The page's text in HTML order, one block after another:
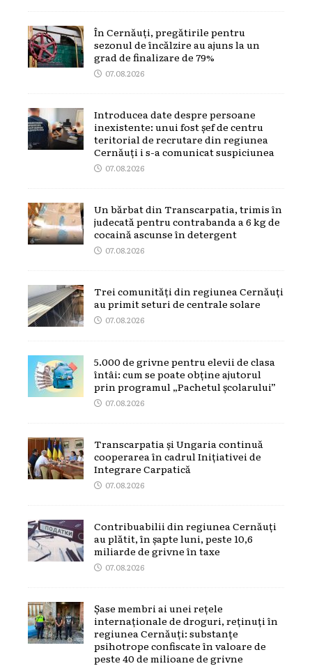
În Cernăuți, pregătirile pentru
sezonul de încălzire au ajuns la un
grad de finalizare de 79%
07.08.2026
Introducea date despre persoane
inexistente: unui fost șef de centru
teritorial de recrutare din regiunea
Cernăuți i s-a comunicat suspiciunea
07.08.2026
Un bărbat din Transcarpatia, trimis în
judecată pentru contrabanda a 6 kg de
cocaină ascunse în detergent
07.08.2026
Trei comunități din regiunea Cernăuți
au primit seturi de centrale solare
07.08.2026
5.000 de grivne pentru elevii de clasa
întâi: cum se poate obține ajutorul
prin programul „Pachetul școlarului”
07.08.2026
Transcarpatia și Ungaria continuă
cooperarea în cadrul Inițiativei de
Integrare Carpatică
07.08.2026
Contribuabilii din regiunea Cernăuți
au plătit, în șapte luni, peste 10,6
miliarde de grivne în taxe
07.08.2026
Șase membri ai unei rețele
internaționale de droguri, reținuți în
regiunea Cernăuți: substanțe
psihotrope confiscate în valoare de
peste 40 de milioane de grivne